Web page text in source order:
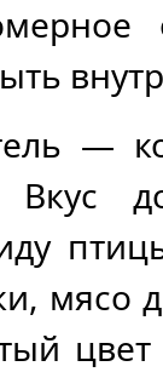
—
Вкус
мясо